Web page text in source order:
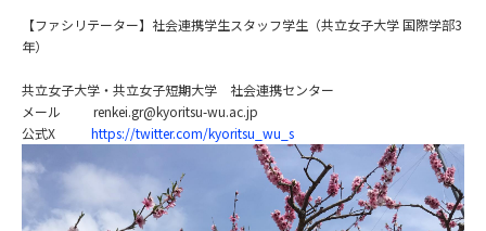
【ファシリテーター】社会連携学生スタッフ学生（共立女子大学 国際学部3
年）
共立女子大学・共立女子短期大学 社会連携センター
メール renkei.gr@kyoritsu-wu.ac.jp
公式X https://twitter.com/kyoritsu_wu_s